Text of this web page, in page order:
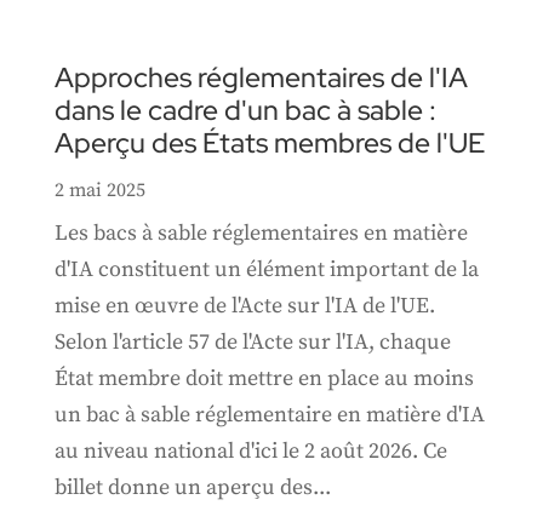
Approches réglementaires de l'IA
dans le cadre d'un bac à sable :
Aperçu des États membres de l'UE
2 mai 2025
Les bacs à sable réglementaires en matière
d'IA constituent un élément important de la
mise en œuvre de l'Acte sur l'IA de l'UE.
Selon l'article 57 de l'Acte sur l'IA, chaque
État membre doit mettre en place au moins
un bac à sable réglementaire en matière d'IA
au niveau national d'ici le 2 août 2026. Ce
billet donne un aperçu des...